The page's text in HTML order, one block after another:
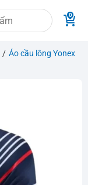
/ Áo cầu lông Yonex